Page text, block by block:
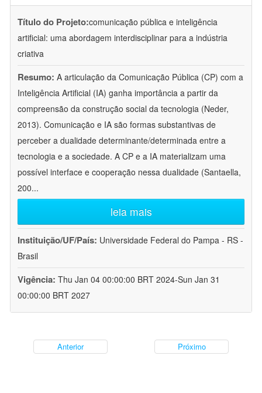
Título do Projeto:comunicação pública e inteligência
artificial: uma abordagem interdisciplinar para a indústria
criativa
Resumo: A articulação da Comunicação Pública (CP) com a
Inteligência Artificial (IA) ganha importância a partir da
compreensão da construção social da tecnologia (Neder,
2013). Comunicação e IA são formas substantivas de
perceber a dualidade determinante/determinada entre a
tecnologia e a sociedade. A CP e a IA materializam uma
possível interface e cooperação nessa dualidade (Santaella,
200...
leia mais
Instituição/UF/País: Universidade Federal do Pampa - RS -
Brasil
Vigência: Thu Jan 04 00:00:00 BRT 2024-Sun Jan 31
00:00:00 BRT 2027
Anterior Próximo